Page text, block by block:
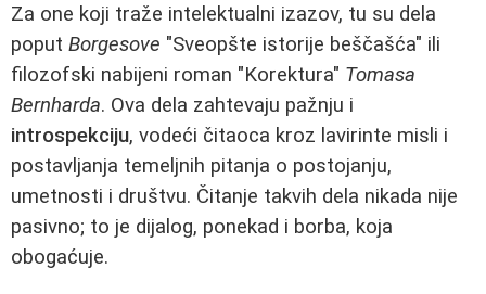
Za one koji traže intelektualni izazov, tu su dela
poput Borgesove "Sveopšte istorije beščašća" ili
filozofski nabijeni roman "Korektura" Tomasa
Bernharda. Ova dela zahtevaju pažnju i
introspekciju, vodeći čitaoca kroz lavirinte misli i
postavljanja temeljnih pitanja o postojanju,
umetnosti i društvu. Čitanje takvih dela nikada nije
pasivno; to je dijalog, ponekad i borba, koja
obogaćuje.